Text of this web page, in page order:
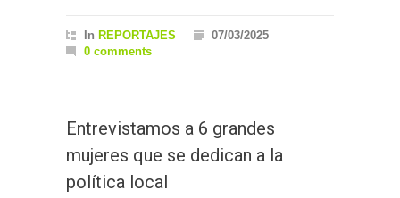
In REPORTAJES
07/03/2025
0 comments
Entrevistamos a 6 grandes
mujeres que se dedican a la
política local